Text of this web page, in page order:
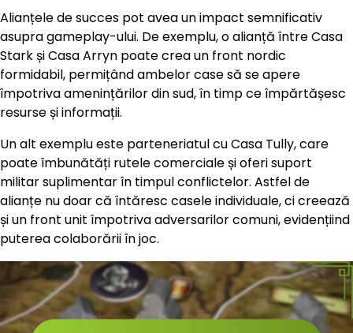
Alianțele de succes pot avea un impact semnificativ
asupra gameplay-ului. De exemplu, o alianță între Casa
Stark și Casa Arryn poate crea un front nordic
formidabil, permițând ambelor case să se apere
împotriva amenințărilor din sud, în timp ce împărtășesc
resurse și informații.
Un alt exemplu este parteneriatul cu Casa Tully, care
poate îmbunătăți rutele comerciale și oferi suport
militar suplimentar în timpul conflictelor. Astfel de
alianțe nu doar că întăresc casele individuale, ci creează
și un front unit împotriva adversarilor comuni, evidențiind
puterea colaborării în joc.